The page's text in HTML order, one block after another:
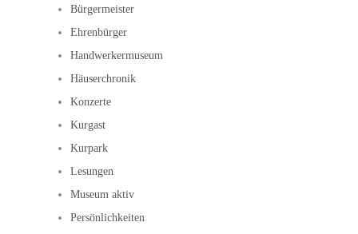
Bürgermeister
Ehrenbürger
Handwerkermuseum
Häuserchronik
Konzerte
Kurgast
Kurpark
Lesungen
Museum aktiv
Persönlichkeiten